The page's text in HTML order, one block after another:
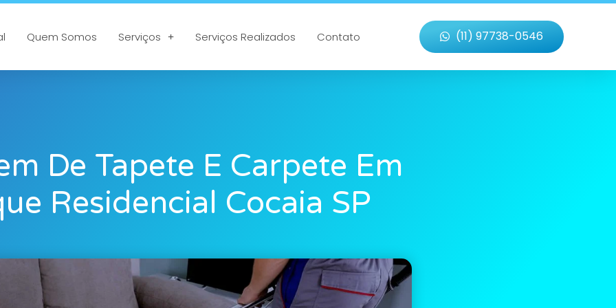
Quem Somos Serviços Serviços Realizados Contato (11) 97738-0546
De Tapete E Carpete Em
Residencial Cocaia SP